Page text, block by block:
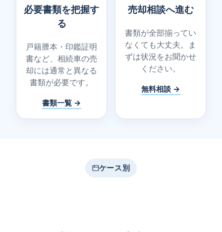
必要書類を把握す
る
戸籍謄本・印鑑証明
書など、相続車の売
却には通常と異なる
書類が必要です。
書類一覧 →
売却相談へ進む
書類が全部揃ってい
なくても大丈夫。ま
ずは状況をお聞かせ
ください。
無料相談 →
ケース別